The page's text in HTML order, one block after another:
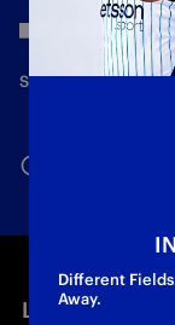
SQUADRA—29 giu
Le soluzioni
Different
Away.